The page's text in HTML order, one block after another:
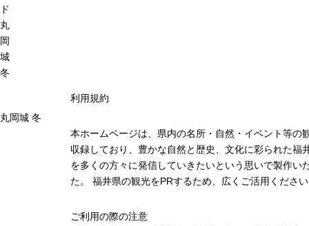
ド
丸
岡
城
冬
丸岡城 冬
利用規約
本ホームページは、県内の名所・自然・イベント等の
収録しており、豊かな自然と歴史、文化に彩られた福
を多くの方々に発信していきたいという思いで製作い
た。 福井県の観光をPRするため、広くご活用くださ
ご利用の際の注意